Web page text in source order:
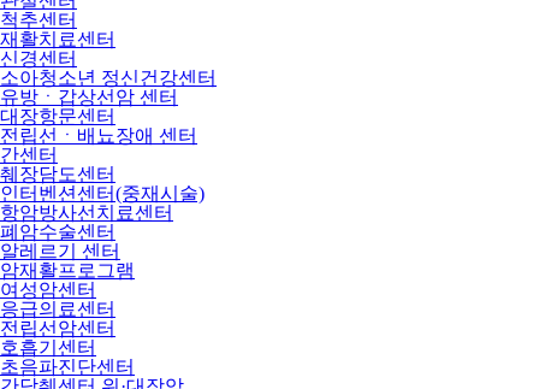
척추센터
재활치료센터
신경센터
소아청소년 정신건강센터
유방ㆍ갑상선암 센터
대장항문센터
전립선ㆍ배뇨장애 센터
간센터
췌장담도센터
인터벤션센터(중재시술)
항암방사선치료센터
폐암수술센터
알레르기 센터
암재활프로그램
여성암센터
응급의료센터
전립선암센터
호흡기센터
초음파진단센터